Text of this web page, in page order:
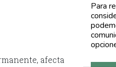
afecta
Para